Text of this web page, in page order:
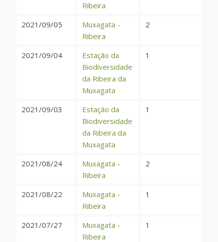
Ribeira
2021/09/05
Muxagata -
Ribeira
2
2021/09/04
Estação da
Biodiversidade
da Ribeira da
Muxagata
1
2021/09/03
Estação da
Biodiversidade
da Ribeira da
Muxagata
1
2021/08/24
Muxagata -
Ribeira
2
2021/08/22
Muxagata -
Ribeira
1
2021/07/27
Muxagata -
Ribeira
1